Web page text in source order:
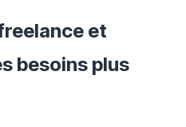
et
besoins plus